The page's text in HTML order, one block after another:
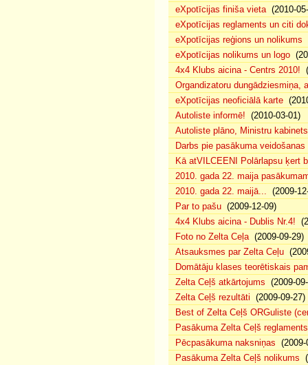
eXpotīcijas finiša vieta(2010-
eXpotīcijas reglaments un citi
eXpotīcijas reģions un nolikums
eXpotīcijas nolikums un logo
4x4 Klubs aicina - Centrs 2010!
Organdizatoru dungādziesmiņa,
eXpotīcijas neoficiālā karte
Autoliste informē! (2010-03-01)
Autoliste plāno, Ministru
Darbs pie pasākuma
Kā atVILCEENI Polārlapsu ķert
2010. gada 22. maija
2010. gada 22. maijā... (2009-
Par to pašu (2009-12-09)
4x4 Klubs aicina - Dublis Nr.4!
Foto no Zelta Ceļa(2009-09-29)
Atsauksmes par Zelta Ceļu
Domātāju klases teorētiskais
Zelta Ceļš atkārtojums (2009-
Zelta Ceļš rezultāti (2009-09-27)
Best of Zelta Ceļš ORGuliste
Pasākuma Zelta Ceļš reglaments
Pēcpasākuma naksniņas (2009-
Pasākuma Zelta Ceļš nolikums